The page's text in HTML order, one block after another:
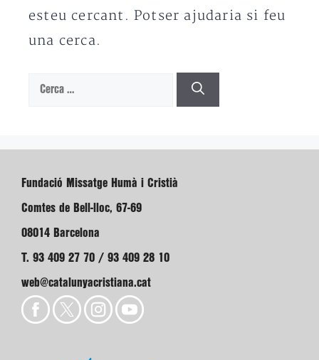
esteu cercant. Potser ajudaria si feu
una cerca.
Cerca:
Fundació Missatge Humà i Cristià
Comtes de Bell-lloc, 67-69
08014 Barcelona
T. 93 409 27 70 / 93 409 28 10
web@catalunyacristiana.cat